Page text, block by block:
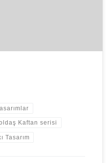
Kaftan serisi
Tasarım